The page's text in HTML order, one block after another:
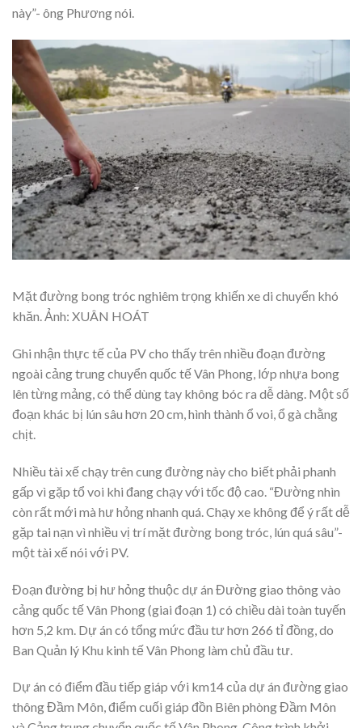
này”- ông Phương nói.
Mặt đường bong tróc nghiêm trọng khiến xe di chuyển khó
khăn. Ảnh: XUÂN HOÁT
Ghi nhận thực tế của PV cho thấy trên nhiều đoạn đường
ngoài cảng trung chuyển quốc tế Vân Phong, lớp nhựa bong
lên từng mảng, có thể dùng tay không bóc ra dễ dàng. Một số
đoạn khác bị lún sâu hơn 20 cm, hình thành ổ voi, ổ gà chằng
chịt.
Nhiều tài xế chạy trên cung đường này cho biết phải phanh
gấp vì gặp tổ voi khi đang chạy với tốc độ cao. “Đường nhìn
còn rất mới mà hư hỏng nhanh quá. Chạy xe không để ý rất dễ
gặp tai nạn vì nhiều vị trí mặt đường bong tróc, lún quá sâu”-
một tài xế nói với PV.
Đoạn đường bị hư hỏng thuộc dự án Đường giao thông vào
cảng quốc tế Vân Phong (giai đoạn 1) có chiều dài toàn tuyến
hơn 5,2 km. Dự án có tổng mức đầu tư hơn 266 tỉ đồng, do
Ban Quản lý Khu kinh tế Vân Phong làm chủ đầu tư.
Dự án có điểm đầu tiếp giáp với km14 của dự án đường giao
thông Đầm Môn, điểm cuối giáp đồn Biên phòng Đầm Môn